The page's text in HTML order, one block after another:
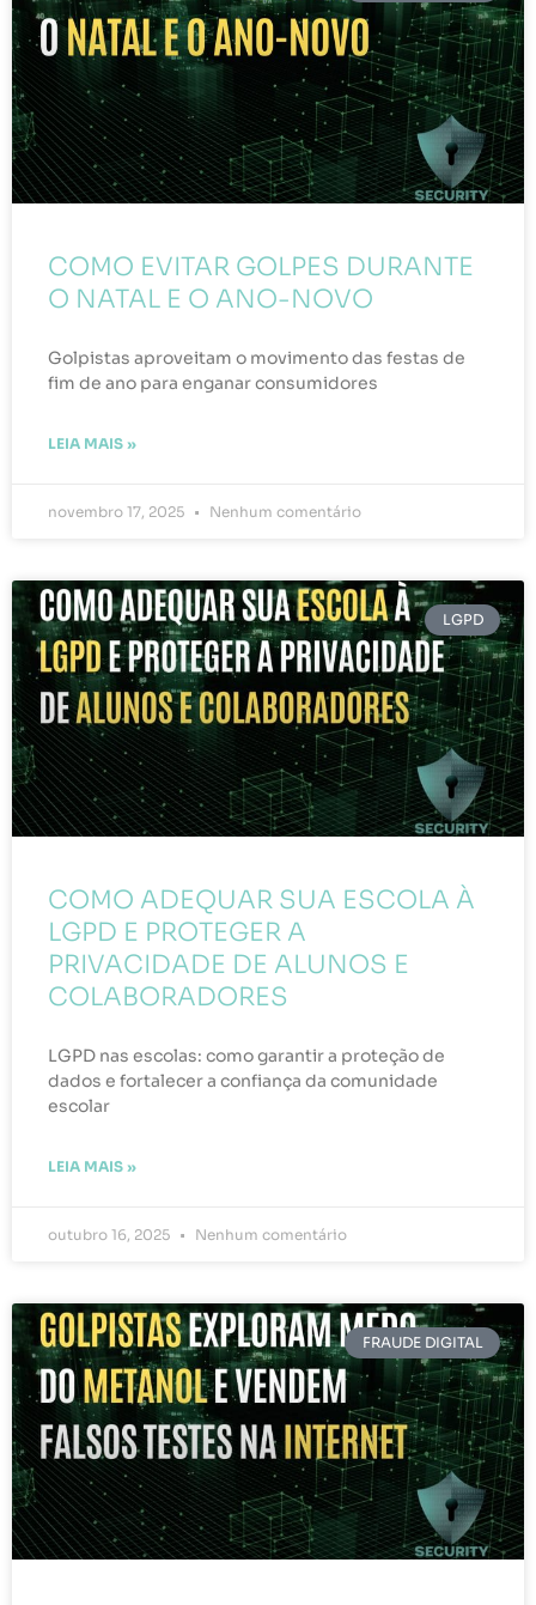
COMO EVITAR GOLPES DURANTE
O NATAL E O ANO-NOVO
Golpistas aproveitam o movimento das festas de
fim de ano para enganar consumidores
LEIA MAIS »
novembro 17, 2025 Nenhum comentário
LGPD
COMO ADEQUAR SUA ESCOLA À
LGPD E PROTEGER A
PRIVACIDADE DE ALUNOS E
COLABORADORES
LGPD nas escolas: como garantir a proteção de
dados e fortalecer a confiança da comunidade
escolar
LEIA MAIS »
outubro 16, 2025 Nenhum comentário
FRAUDE DIGITAL